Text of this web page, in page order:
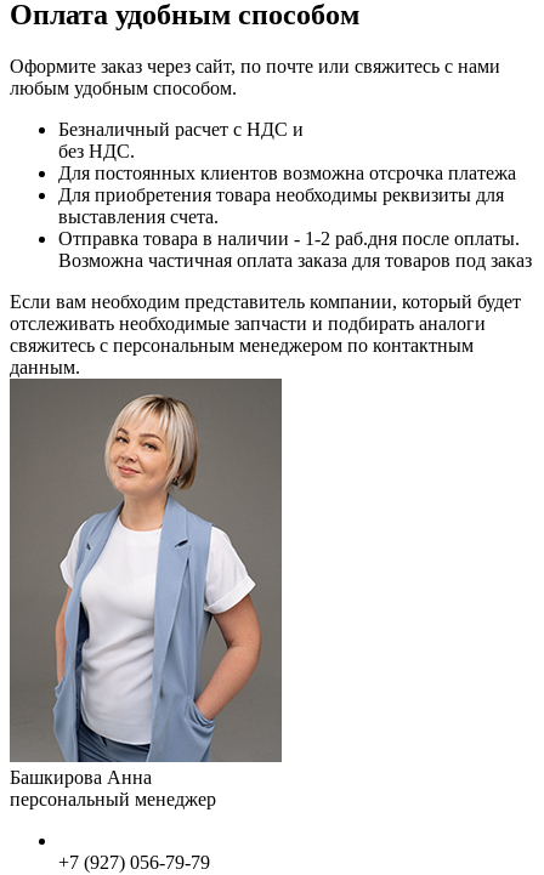
Оплата удобным способом
Оформите заказ через сайт, по почте или свяжитесь с нами
любым удобным способом.
Безналичный расчет с НДС и
без НДС.
Для постоянных клиентов возможна отсрочка платежа
Для приобретения товара необходимы реквизиты для
выставления счета.
Отправка товара в наличии - 1-2 раб.дня после оплаты.
Возможна частичная оплата заказа для товаров под заказ
Если вам необходим представитель компании, который будет
отслеживать необходимые запчасти и подбирать аналоги
свяжитесь с персональным менеджером по контактным
данным.
Башкирова Анна
персональный менеджер
+7 (927) 056-79-79